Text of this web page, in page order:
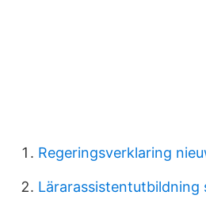
Regeringsverklaring
Lärarassistentutbildning